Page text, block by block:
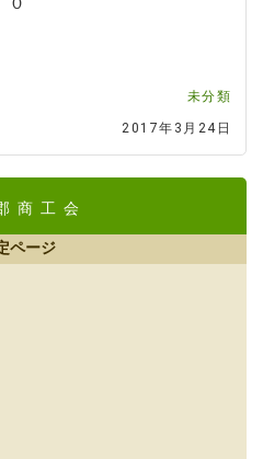
未分類
2017年3月24日
商工会
ページ